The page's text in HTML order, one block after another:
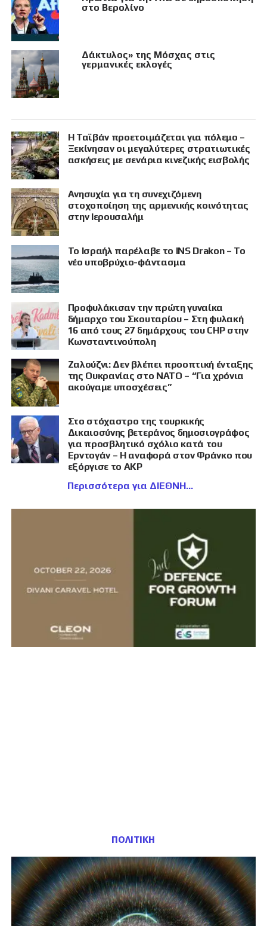
στο Βερολίνο
Δάκτυλος» της Μόσχας στις
γερμανικές εκλογές
Η Ταϊβάν προετοιμάζεται για πόλεμο –
Ξεκίνησαν οι μεγαλύτερες στρατιωτικές
ασκήσεις με σενάρια κινεζικής εισβολής
Ανησυχία για τη συνεχιζόμενη
στοχοποίηση της αρμενικής κοινότητας
στην Ιερουσαλήμ
Το Ισραήλ παρέλαβε το INS Drakon – Το
νέο υποβρύχιο-φάντασμα
Προφυλάκισαν την πρώτη γυναίκα
δήμαρχο του Σκουταρίου – Στη φυλακή
16 από τους 27 δημάρχους του CHP στην
Κωνσταντινούπολη
Ζαλούζνι: Δεν βλέπει προοπτική ένταξης
της Ουκρανίας στο ΝΑΤΟ – “Για χρόνια
ακούγαμε υποσχέσεις”
Στο στόχαστρο της τουρκικής
Δικαιοσύνης βετεράνος δημοσιογράφος
για προσβλητικό σχόλιο κατά του
Ερντογάν – Η αναφορά στον Φράνκο που
εξόργισε το AKP
Περισσότερα για ΔΙΕΘΝΗ
ΠΟΛΙΤΙΚΗ